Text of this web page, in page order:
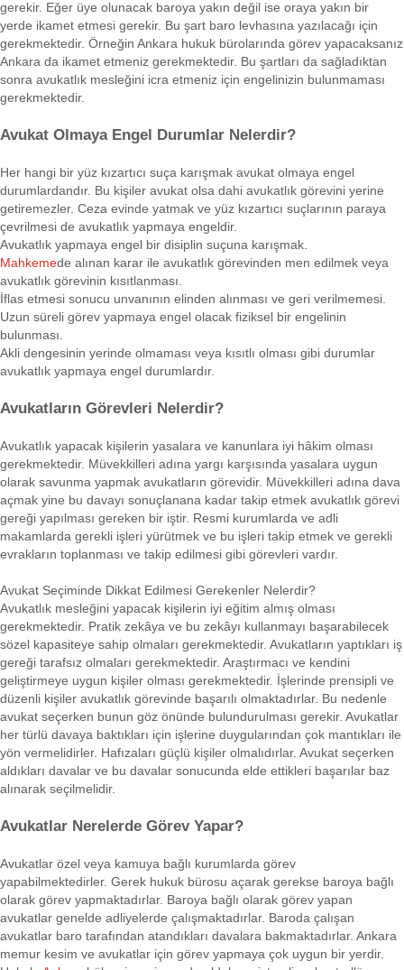
gerekir. Eğer üye olunacak baroya yakın değil ise oraya yakın bir
yerde ikamet etmesi gerekir. Bu şart baro levhasına yazılacağı için
gerekmektedir. Örneğin Ankara hukuk bürolarında görev yapacaksanız
Ankara da ikamet etmeniz gerekmektedir. Bu şartları da sağladıktan
sonra avukatlık mesleğini icra etmeniz için engelinizin bulunmaması
gerekmektedir.
Avukat Olmaya Engel Durumlar Nelerdir?
Her hangi bir yüz kızartıcı suça karışmak avukat olmaya engel
durumlardandır. Bu kişiler avukat olsa dahi avukatlık görevini yerine
getiremezler. Ceza evinde yatmak ve yüz kızartıcı suçlarının paraya
çevrilmesi de avukatlık yapmaya engeldir.
Avukatlık yapmaya engel bir disiplin suçuna karışmak.
Mahkemede alınan karar ile avukatlık görevinden men edilmek veya
avukatlık görevinin kısıtlanması.
İflas etmesi sonucu unvanının elinden alınması ve geri verilmemesi.
Uzun süreli görev yapmaya engel olacak fiziksel bir engelinin
bulunması.
Akli dengesinin yerinde olmaması veya kısıtlı olması gibi durumlar
avukatlık yapmaya engel durumlardır.
Avukatların Görevleri Nelerdir?
Avukatlık yapacak kişilerin yasalara ve kanunlara iyi hâkim olması
gerekmektedir. Müvekkilleri adına yargı karşısında yasalara uygun
olarak savunma yapmak avukatların görevidir. Müvekkilleri adına dava
açmak yine bu davayı sonuçlanana kadar takip etmek avukatlık görevi
gereği yapılması gereken bir iştir. Resmi kurumlarda ve adli
makamlarda gerekli işleri yürütmek ve bu işleri takip etmek ve gerekli
evrakların toplanması ve takip edilmesi gibi görevleri vardır.
Avukat Seçiminde Dikkat Edilmesi Gerekenler Nelerdir?
Avukatlık mesleğini yapacak kişilerin iyi eğitim almış olması
gerekmektedir. Pratik zekâya ve bu zekâyı kullanmayı başarabilecek
sözel kapasiteye sahip olmaları gerekmektedir. Avukatların yaptıkları iş
gereği tarafsız olmaları gerekmektedir. Araştırmacı ve kendini
geliştirmeye uygun kişiler olması gerekmektedir. İşlerinde prensipli ve
düzenli kişiler avukatlık görevinde başarılı olmaktadırlar. Bu nedenle
avukat seçerken bunun göz önünde bulundurulması gerekir. Avukatlar
her türlü davaya baktıkları için işlerine duygularından çok mantıkları ile
yön vermelidirler. Hafızaları güçlü kişiler olmalıdırlar. Avukat seçerken
aldıkları davalar ve bu davalar sonucunda elde ettikleri başarılar baz
alınarak seçilmelidir.
Avukatlar Nerelerde Görev Yapar?
Avukatlar özel veya kamuya bağlı kurumlarda görev
yapabilmektedirler. Gerek hukuk bürosu açarak gerekse baroya bağlı
olarak görev yapmaktadırlar. Baroya bağlı olarak görev yapan
avukatlar genelde adliyelerde çalışmaktadırlar. Baroda çalışan
avukatlar baro tarafından atandıkları davalara bakmaktadırlar. Ankara
memur kesim ve avukatlar için görev yapmaya çok uygun bir yerdir.